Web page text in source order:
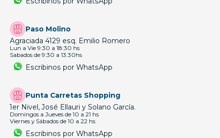
Paso Molino
Agraciada 4129 esq. Emilio Romero
Lun a Vie 9:30 a 18:30 hs
Sabados de 9:30 a 13:30hs
Escribinos por WhatsApp
Punta Carretas Shopping
1er Nivel, José Ellauri y Solano García.
Domingos a Jueves de 10 a 21 hs
Viernes y Sábados de 10 a 22 hs
Escribinos por WhatsApp